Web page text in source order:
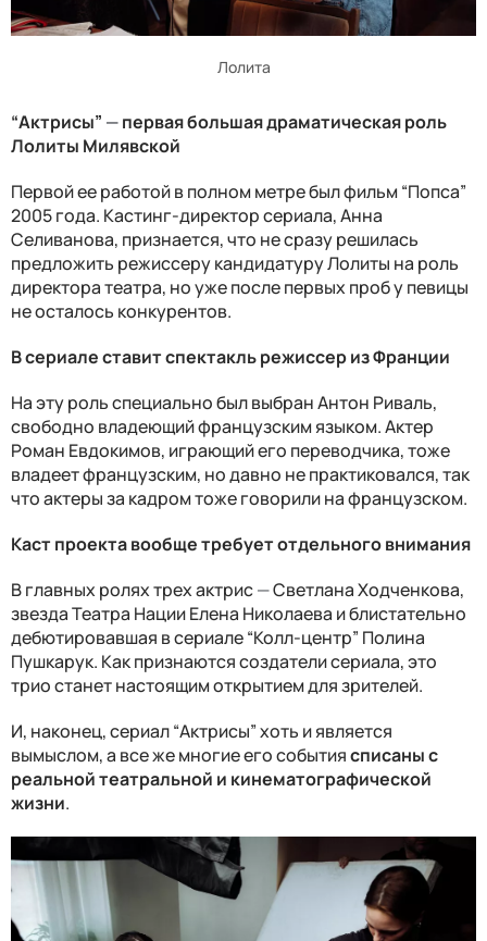
Лолита
“Актрисы” —первая большая драматическая роль
Лолиты Милявской
Первой ее работой в полном метре был фильм “Попса”
2005 года. Кастинг-директор сериала, Анна
Селиванова, признается, что не сразу решилась
предложить режиссеру кандидатуру Лолиты на роль
директора театра, но уже после первых проб у певицы
не осталось конкурентов.
В сериале ставит спектакль режиссер из Франции
На эту роль специально был выбран Антон Риваль,
свободно владеющий французским языком. Актер
Роман Евдокимов, играющий его переводчика, тоже
владеет французским, но давно не практиковался, так
что актеры за кадром тоже говорили на французском.
Каст проекта вообще требует отдельного внимания
В главных ролях трех актрис—Светлана Ходченкова,
звезда Театра Нации Елена Николаева и блистательно
дебютировавшая в сериале “Колл-центр” Полина
Пушкарук. Как признаются создатели сериала, это
трио станет настоящим открытием для зрителей.
И, наконец, сериал “Актрисы” хоть и является
вымыслом, а все же многие его событиясписаны с
реальной театральной и кинематографической
жизни.